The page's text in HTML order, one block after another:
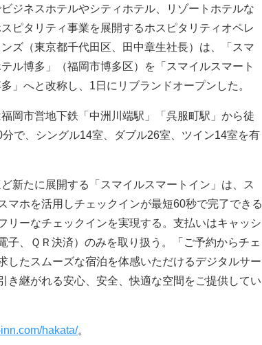
ジネスホテルやシティホテル、リゾートホテルな
ピタリティ事業を展開するホスピタリティオペレ
ズ（東京都千代田区、田中章生社長）は、「スマ
ル博多」（福岡市博多区）を「スマイルスマート
」へと改称し、1日にリブランドオープンした。
福岡市営地下鉄「中洲川端駅」「呉服町駅」から徒
分で、シングル14室、ダブル26室、ツイン14室を有
新たに展開する「スマイルスマートイン」は、ス
マホを活用しチェックインが最短60秒で完了できる
リーなチェックインを実現する。支払いはキャッシ
子、ＱＲ決済）のみを取り扱う。「ご予約からチェ
したスムーズな宿泊を体感いただけるデジタルサー
き継がれる安心、安全、快適な空間をご提供してい
hakata/。